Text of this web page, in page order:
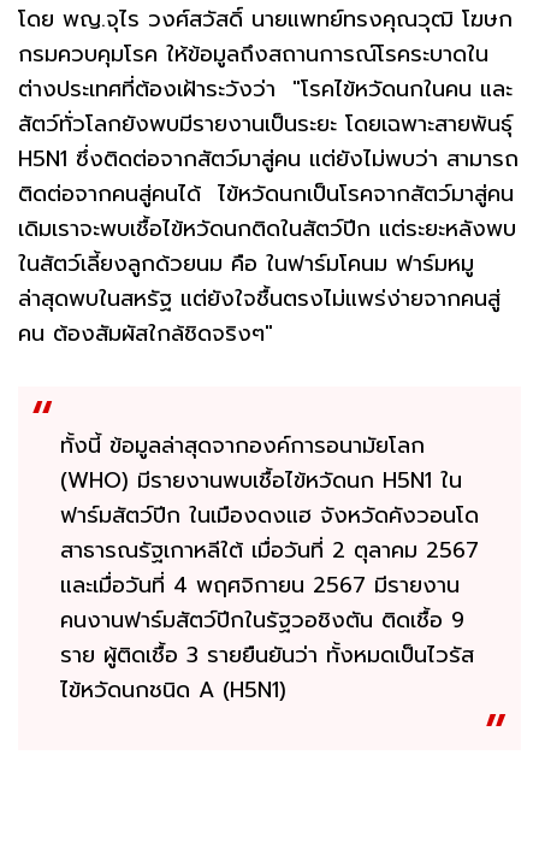
โดย พญ.จุไร วงศ์สวัสดิ์ นายแพทย์ทรงคุณวุฒิ โฆษก
กรมควบคุมโรค ให้ข้อมูลถึงสถานการณ์โรคระบาดใน
ต่างประเทศที่ต้องเฝ้าระวังว่า "โรคไข้หวัดนกในคน และ
สัตว์ทั่วโลกยังพบมีรายงานเป็นระยะ โดยเฉพาะสายพันธุ์
H5N1 ซึ่งติดต่อจากสัตว์มาสู่คน แต่ยังไม่พบว่า สามารถ
ติดต่อจากคนสู่คนได้ ไข้หวัดนกเป็นโรคจากสัตว์มาสู่คน
เดิมเราจะพบเชื้อไข้หวัดนกติดในสัตว์ปีก แต่ระยะหลังพบ
ในสัตว์เลี้ยงลูกด้วยนม คือ ในฟาร์มโคนม ฟาร์มหมู
ล่าสุดพบในสหรัฐ แต่ยังใจชื้นตรงไม่แพร่ง่ายจากคนสู่
คน ต้องสัมผัสใกล้ชิดจริงๆ"
ทั้งนี้ ข้อมูลล่าสุดจากองค์การอนามัยโลก
(WHO) มีรายงานพบเชื้อไข้หวัดนก H5N1 ใน
ฟาร์มสัตว์ปีก ในเมืองดงแฮ จังหวัดคังวอนโด
สาธารณรัฐเกาหลีใต้ เมื่อวันที่ 2 ตุลาคม 2567
และเมื่อวันที่ 4 พฤศจิกายน 2567 มีรายงาน
คนงานฟาร์มสัตว์ปีกในรัฐวอชิงตัน ติดเชื้อ 9
ราย ผู้ติดเชื้อ 3 รายยืนยันว่า ทั้งหมดเป็นไวรัส
ไข้หวัดนกชนิด A (H5N1)